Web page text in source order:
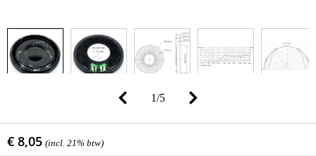
1/5
€ 8,05 (incl. 21% btw)